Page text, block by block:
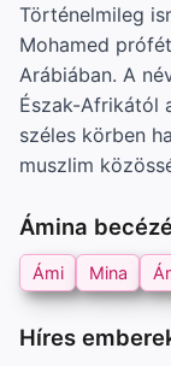
Történelmileg
Mohamed
Arábiában. A
Észak-Afrikától
széles körben
muszlim
Ámina
Ámi Mina
Híres